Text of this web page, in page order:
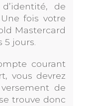
de
fois votre
Mastercard
5 jours.
courant
vous devrez
de
trouve donc